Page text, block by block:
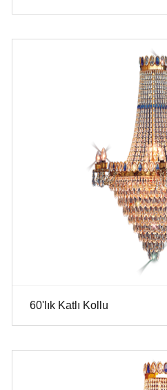
60'lık Katlı Kollu